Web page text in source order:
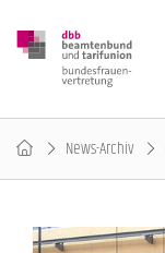
News-Archiv